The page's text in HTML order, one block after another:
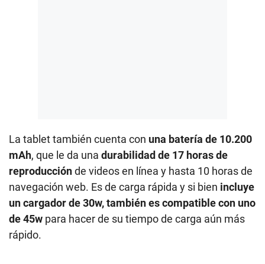
La tablet también cuenta con una batería de 10.200
mAh, que le da una durabilidad de 17 horas de
reproducciónde videos en línea y hasta 10 horas de
navegación web. Es de carga rápida y si bien incluye
un cargador de 30w, también es compatible con uno
de 45w para hacer de su tiempo de carga aún más
rápido.